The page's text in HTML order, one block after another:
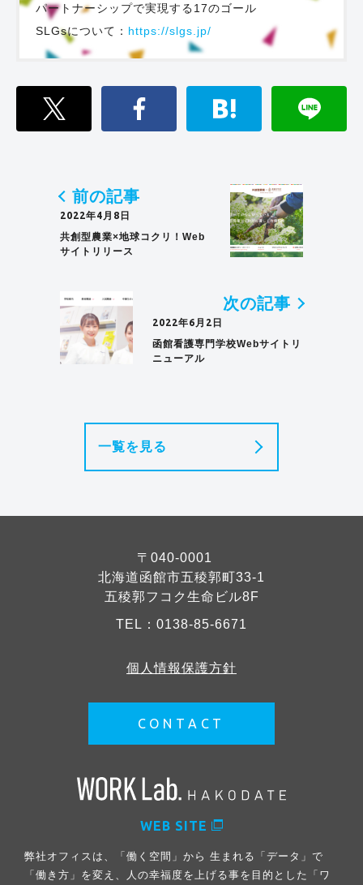
パートナーシップで実現する17のゴール
SLGsについて： https://slgs.jp/
前の記事
2022年4月8日
共創型農業×地球コクリ！Web
サイトリリース
一覧を見る
次の記事
2022年6月2日
函館看護専門学校Webサイトリ
ニューアル
〒040-0001
北海道函館市五稜郭町33-1
五稜郭フコク生命ビル8F
TEL： 0138-85-6671
個人情報保護方針
CONTACT
WEB SITE
弊社オフィスは、「働く空間」から 生まれる「データ」で
「働き方」を変え、人の幸福度を上げる事を目的とした「ワ